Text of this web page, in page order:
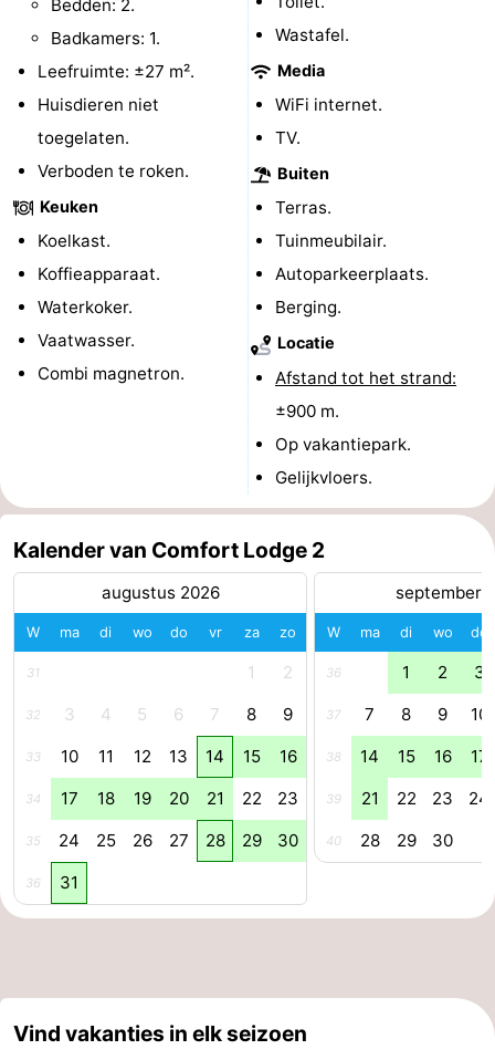
De
Oostende
Westende
-
Oostduinkerke
Koksijde
-
Bedden: 2.
Badkamers: 1.
Leefruimte: ±27 m².
Huisdieren niet
toegelaten.
Verboden te roken.
Keuken
Koelkast.
Koffieapparaat.
Waterkoker.
Vaatwasser.
Combi magnetron.
Wastafel.
Media
WiFi internet.
TV.
Buiten
Terras.
Tuinmeubilair.
Autoparkeerplaats.
Berging.
Locatie
Afstand tot het strand:
±900 m.
Op vakantiepark.
Gelijkvloers.
Kalender van Comfort Lodge 2
augustus 2026
W ma di wo do vr za zo
31 1 2
32 3 4 5 6 7 8 9
33 10 11 12 13 14 15 16
34 17 18 19 20 21 22 23
35 24 25 26 27 28 29 30
36 31
september
W ma di wo do
36 1 2 3
37 7 8 9 10
38 14 15 16 17
39 21 22 23 24
40 28 29 30
Vind vakanties in elk seizoen